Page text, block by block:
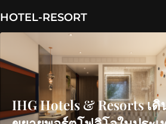
HOTEL-RESORT
IHG Hotels & Resorts เ